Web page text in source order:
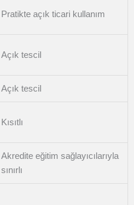
Pratikte açık ticari kullanım
Açık tescil
Açık tescil
Kısıtlı
Akredite eğitim sağlayıcılarıyla
sınırlı